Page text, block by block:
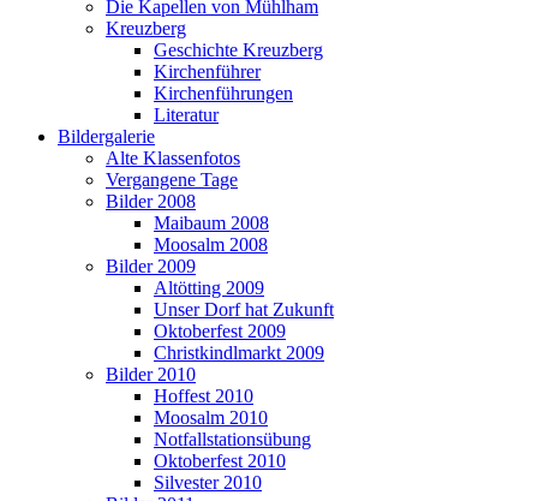
Die Kapellen von Mühlham
Kreuzberg
Geschichte Kreuzberg
Kirchenführer
Kirchenführungen
Literatur
Bildergalerie
Alte Klassenfotos
Vergangene Tage
Bilder 2008
Maibaum 2008
Moosalm 2008
Bilder 2009
Altötting 2009
Unser Dorf hat Zukunft
Oktoberfest 2009
Christkindlmarkt 2009
Bilder 2010
Hoffest 2010
Moosalm 2010
Notfallstationsübung
Oktoberfest 2010
Silvester 2010